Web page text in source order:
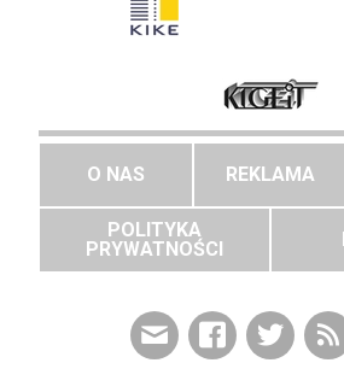
O NAS REKLAMA
POLITYKA
PRYWATNOŚCI